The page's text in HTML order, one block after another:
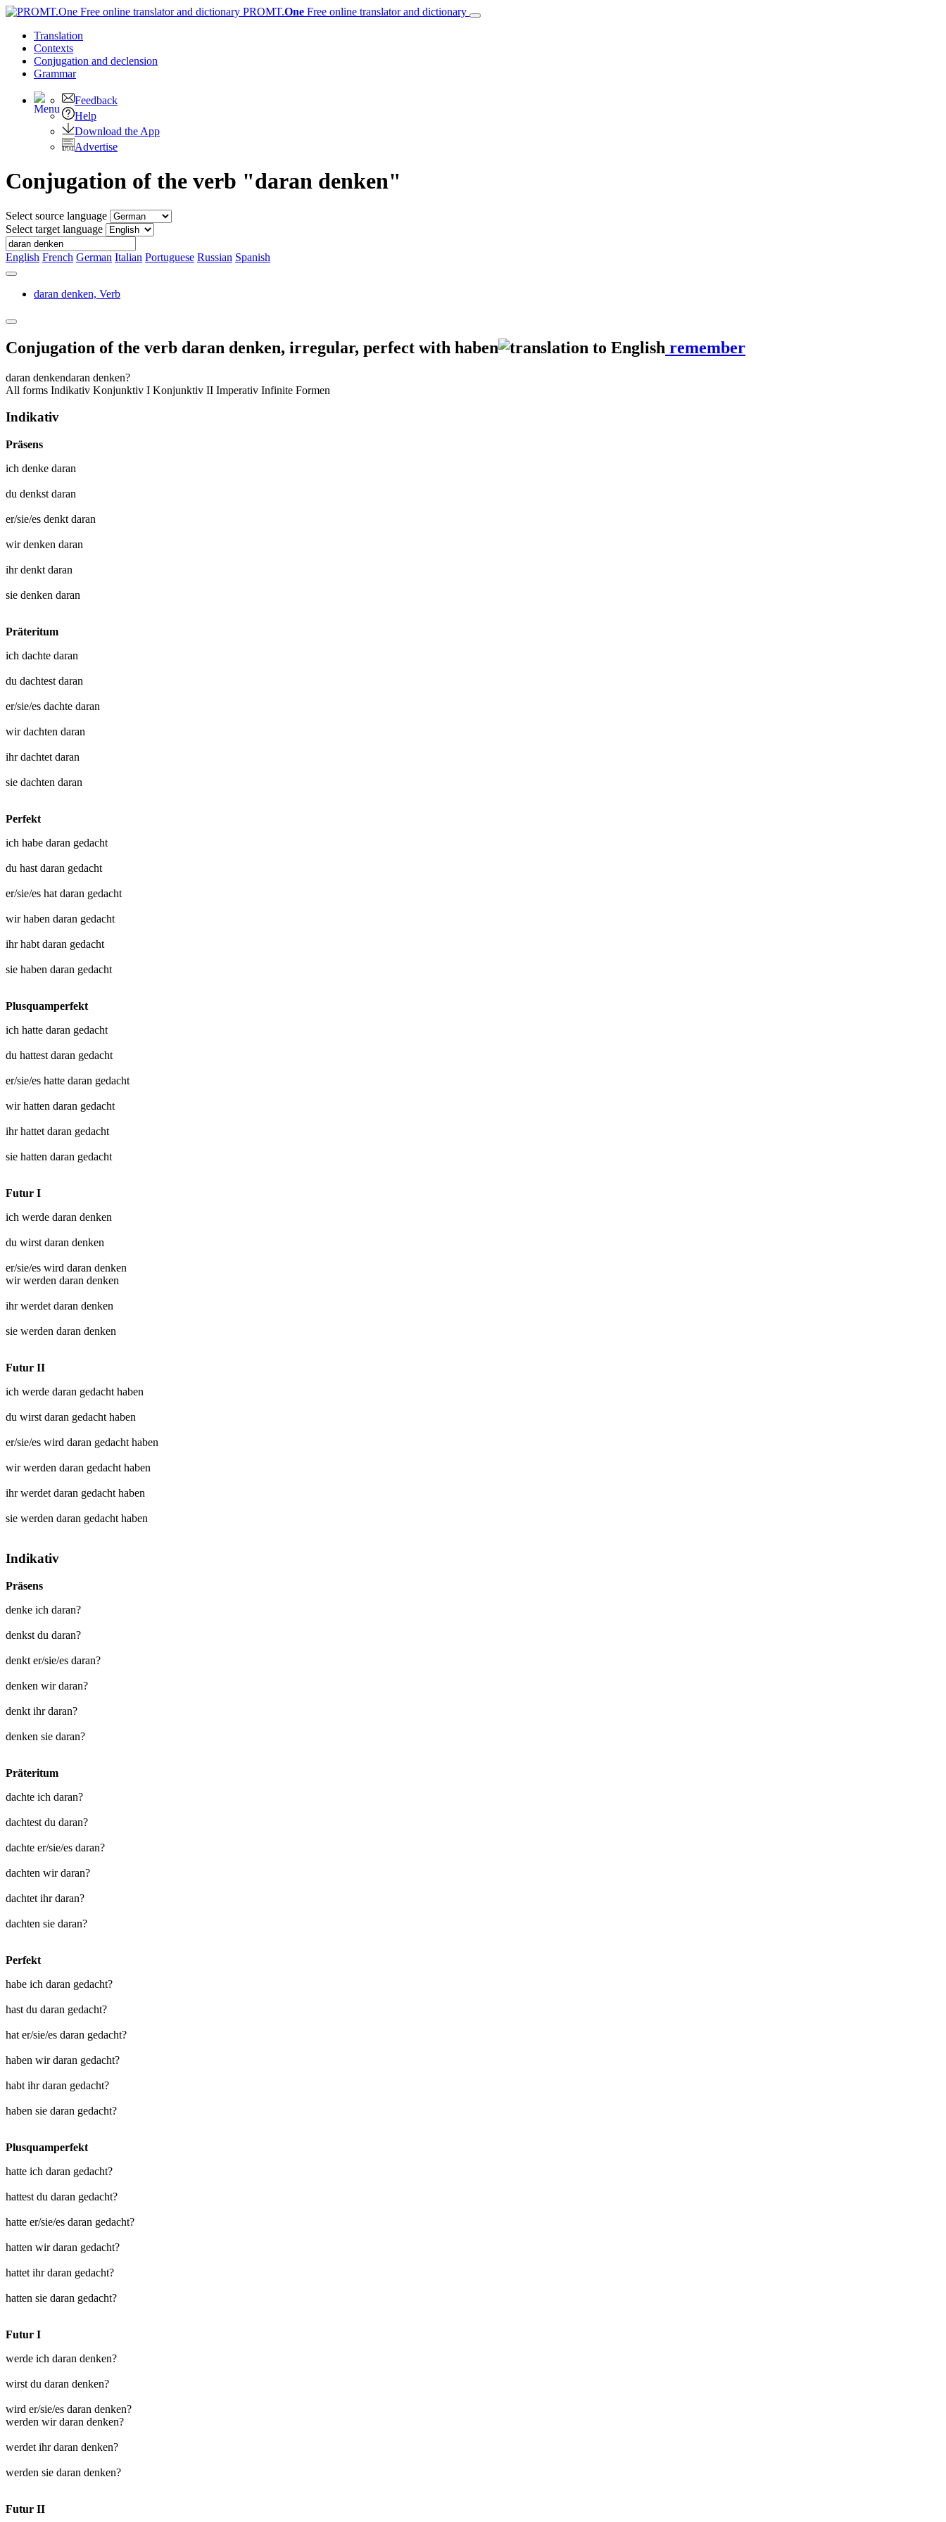
PROMT.One Free online translator and dictionary
Translation
Contexts
Conjugation and declension
Grammar
Feedback
Help
Download the App
Advertise
Conjugation of the verb "daran denken"
Select source language
Select target language
English French German Italian Portuguese Russian Spanish
daran denken, Verb
Conjugation of the verb daran denken, irregular, perfect with haben remember
daran denkendaran denken?
All forms Indikativ Konjunktiv I Konjunktiv II Imperativ Infinite Formen
Indikativ
Präsens
ich denke daran
du denkst daran
er/sie/es denkt daran
wirdenken daran
ihrdenkt daran
sie denken daran
Präteritum
ich dachte daran
du dachtest daran
er/sie/es dachte daran
wirdachten daran
ihrdachtet daran
sie dachten daran
Perfekt
ich habe daran gedacht
du hast daran gedacht
er/sie/es hat daran gedacht
wir haben daran gedacht
ihr habt daran gedacht
sie haben daran gedacht
Plusquamperfekt
ich hatte daran gedacht
du hattest daran gedacht
er/sie/es hatte daran gedacht
wir hatten daran gedacht
ihr hattet daran gedacht
sie hatten daran gedacht
Futur I
ich werde daran denken
du wirst daran denken
er/sie/es wird daran denken
wir werden daran denken
ihr werdet daran denken
sie werden daran denken
Futur II
ich werde daran gedacht haben
du wirst daran gedacht haben
er/sie/es wird daran gedacht haben
wir werden daran gedacht haben
ihr werdet daran gedacht haben
sie werden daran gedacht haben
Indikativ
Präsens
denke ich daran?
denkst du daran?
denkt er/sie/es daran?
denken wir daran?
denkt ihr daran?
denken sie daran?
Präteritum
dachte ich daran?
dachtest du daran?
dachte er/sie/es daran?
dachten wir daran?
dachtet ihr daran?
dachten sie daran?
Perfekt
habe ich daran gedacht?
hast du daran gedacht?
hat er/sie/es daran gedacht?
haben wir daran gedacht?
habt ihr daran gedacht?
haben sie daran gedacht?
Plusquamperfekt
hatte ich daran gedacht?
hattest du daran gedacht?
hatte er/sie/es daran gedacht?
hatten wir daran gedacht?
hattet ihr daran gedacht?
hatten sie daran gedacht?
Futur I
werde ich daran denken?
wirst du daran denken?
wird er/sie/es daran denken?
werden wir daran denken?
werdet ihr daran denken?
werden sie daran denken?
Futur II